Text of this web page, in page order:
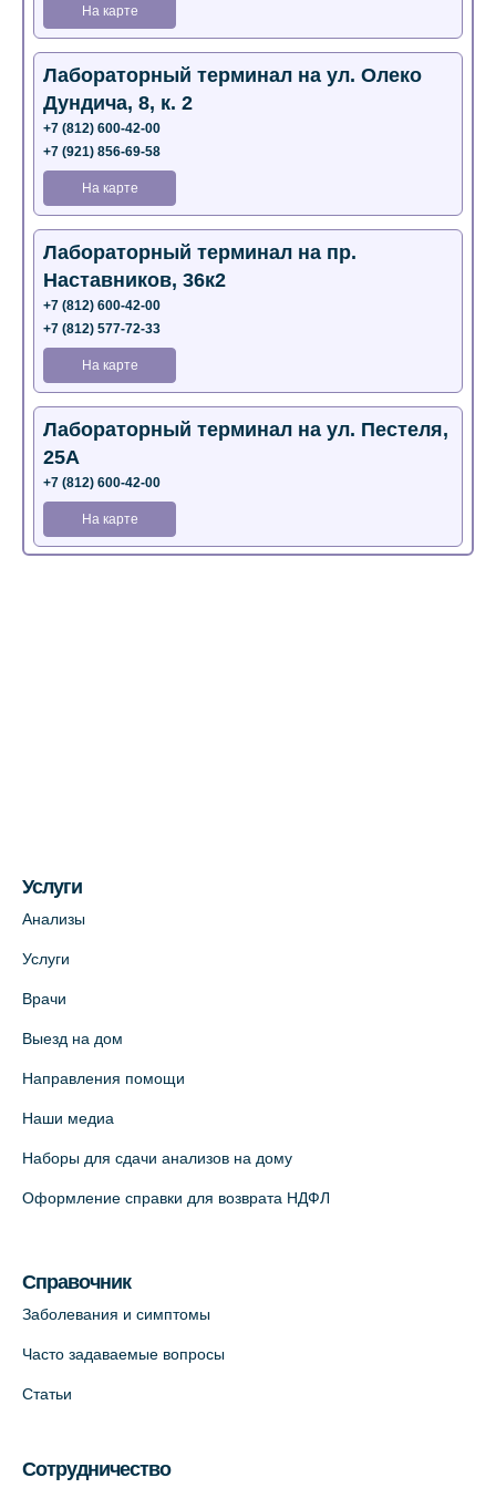
На карте
Лабораторный терминал на ул. Олеко
Дундича, 8, к. 2
+7 (812) 600-42-00
+7 (921) 856-69-58
На карте
Лабораторный терминал на пр.
Наставников, 36к2
+7 (812) 600-42-00
+7 (812) 577-72-33
На карте
Лабораторный терминал на ул. Пестеля,
25А
+7 (812) 600-42-00
На карте
Медицинский центр на пр. Просвещения,
12к2 (официальный партнер)
Медицинский центр "Доктор Семейный"
(официальный партнер),
+7 (812) 664-55-80
На карте
+7 (812) 660-73-69
На карте
На карте
Услуги
Анализы
Услуги
Врачи
Выезд на дом
Направления помощи
Наши медиа
Наборы для сдачи анализов на дому
Оформление справки для возврата НДФЛ
Справочник
Заболевания и симптомы
Часто задаваемые вопросы
Статьи
Сотрудничество